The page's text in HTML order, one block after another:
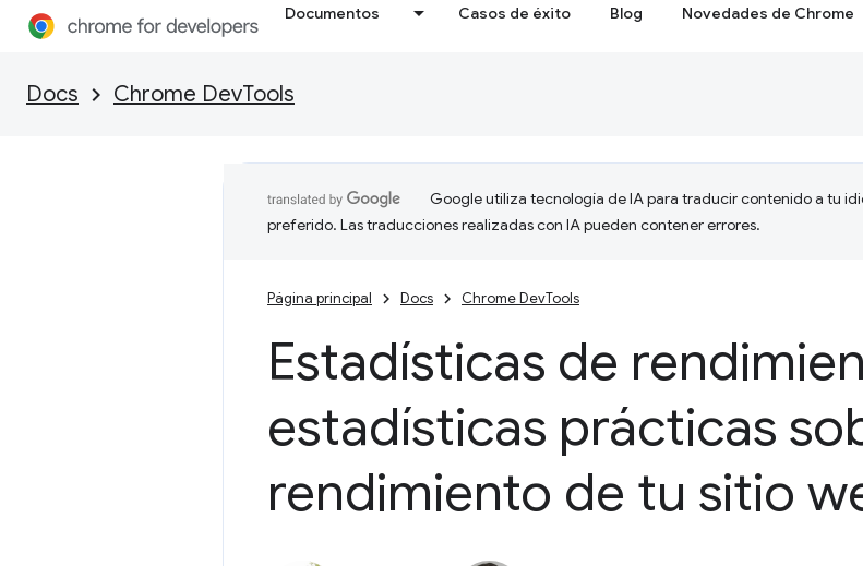
Documentos Casos de éxito Blog Novedades de Chrome
Docs Chrome DevTools
Google utiliza tecnología de IA para traducir contenido a tu
preferido. Las traducciones realizadas con IA pueden contener errores.
Página principal Docs Chrome DevTools
Estadísticas de
estadísticas prácticas
rendimiento de tu sitio